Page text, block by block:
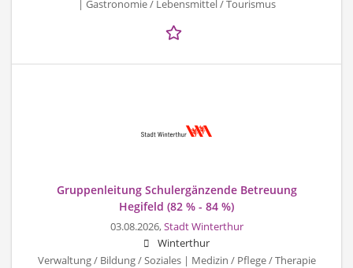
| Gastronomie / Lebensmittel / Tourismus
Gruppenleitung Schulergänzende Betreuung
Hegifeld (82 % - 84 %)
03.08.2026,Stadt Winterthur
Winterthur
Verwaltung / Bildung / Soziales | Medizin / Pflege / Therapie